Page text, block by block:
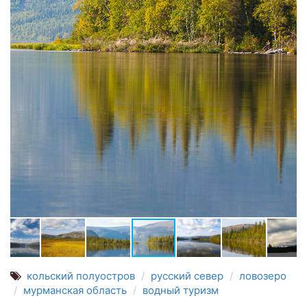
кольский полуостров русский север
ловозеро
мурманская область
водный туризм